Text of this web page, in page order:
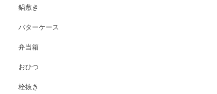
鍋敷き
バターケース
弁当箱
おひつ
栓抜き